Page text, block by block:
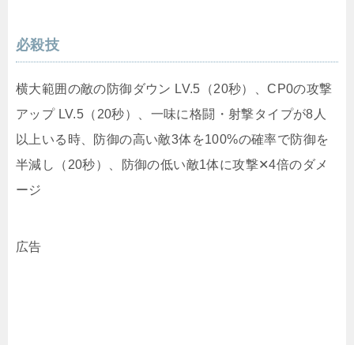
必殺技
横大範囲の敵の防御ダウン LV.5（20秒）、CP0の攻撃
アップ LV.5（20秒）、一味に格闘・射撃タイプが8人
以上いる時、防御の高い敵3体を100%の確率で防御を
半減し（20秒）、防御の低い敵1体に攻撃✕4倍のダメ
ージ
広告